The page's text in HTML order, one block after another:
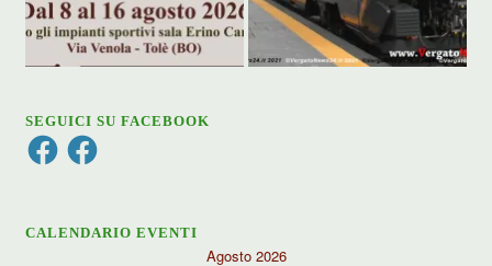
SEGUICI SU FACEBOOK
FacebookFacebook
CALENDARIO EVENTI
Agosto 2026